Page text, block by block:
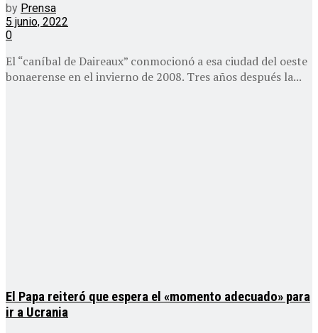
by Prensa
5 junio, 2022
0
El “caníbal de Daireaux” conmocionó a esa ciudad del oeste
bonaerense en el invierno de 2008. Tres años después la...
El Papa reiteró que espera el «momento adecuado» para
ir a Ucrania